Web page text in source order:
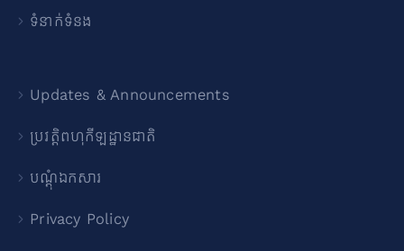
ទំនាក់ទំនង
Updates & Announcements
ប្រវត្តិពហុកីឡដ្ឋានជាតិ
បណ្ដុំឯកសារ
Privacy Policy